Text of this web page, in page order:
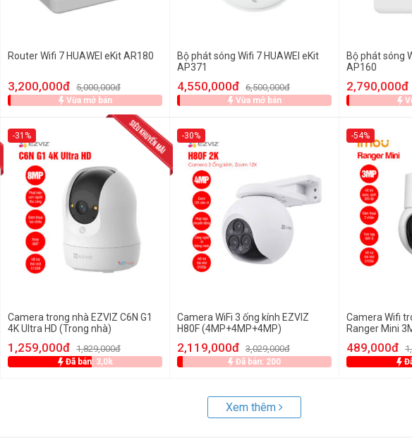
Router Wifi 7 HUAWEI eKit AR180
3,200,000đ 5,000,000đ
Vừa mở bán
Bộ phát sóng Wifi 7 HUAWEI eKit
AP371
4,550,000đ 6,500,000đ
Vừa mở bán
Bộ phát sóng
AP160
2,790,000đ
-31%
Camera trong nhà EZVIZ C6N G1
4K Ultra HD (Trong nhà)
1,259,000đ 1,829,000đ
Đã bán: 3,0k
-30%
Camera WiFi 3 ống kính EZVIZ
H80F (4MP+4MP+4MP)
2,119,000đ 3,029,000đ
Đã bán: 200
-54%
Camera Wifi
Ranger Mini
489,000đ
Xem thêm